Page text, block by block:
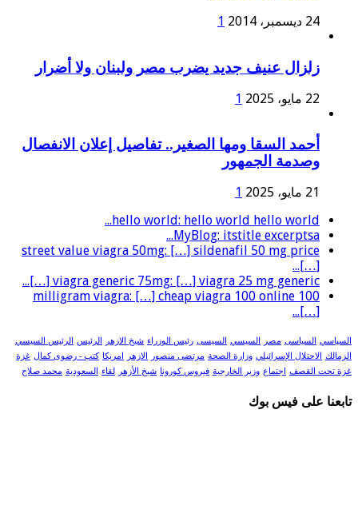
24 ديسمبر، 2014 1
زلزال عنيف جديد يضرب مصر ولبنان ولا أضرار
22 مايو، 2025 1
أحمد السقا ومها الصغير.. تفاصيل إعلان الانفصال
وصدمة الجمهور
21 مايو، 2025
1
hello world: hello world hello world...
MyBlog: itstitle excerptsa...
street value viagra 50mg: […] sildenafil 50 mg price
[…]...
viagra generic 75mg: […] viagra 25 mg generic […]...
100 milligram viagra: […] cheap viagra 100 online
[…]...
السياسي السياسى مصر السيسي السيسى رئيس الوزراء شيخ الازهر الرئيس الرئيس السيسي
الزمالك الاحتلال الإسرائيلي وزارة الصحة مرتضى منصور الازهر امريكا كتب - رضوى كمال غزة
غزة تحت القصف اجتماع وزير الخارجية فيروس كورونا شيخ الأزهر لقاء السعودية محمد صلاح
تابعنا على فيس بوك